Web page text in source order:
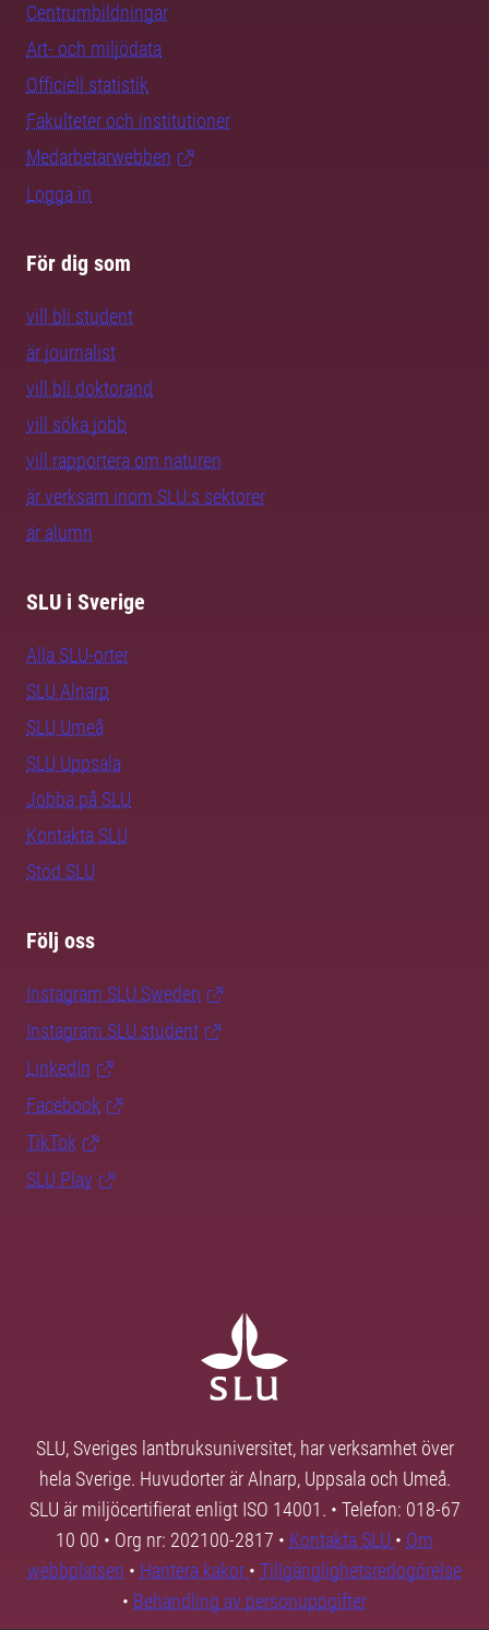
Centrumbildningar
Art- och miljödata
Officiell statistik
Fakulteter och institutioner
Medarbetarwebben
Logga in
För dig som
vill bli student
är journalist
vill bli doktorand
vill söka jobb
vill rapportera om naturen
är verksam inom SLU:s sektorer
är alumn
SLU i Sverige
Alla SLU-orter
SLU Alnarp
SLU Umeå
SLU Uppsala
Jobba på SLU
Kontakta SLU
Stöd SLU
Följ oss
Instagram SLU.Sweden
Instagram SLU.student
LinkedIn
Facebook
TikTok
SLU Play
SLU, Sveriges lantbruksuniversitet, har verksamhet över
hela Sverige. Huvudorter är Alnarp, Uppsala och Umeå.
SLU är miljöcertifierat enligt ISO 14001. • Telefon: 018-67
10 00 • Org nr: 202100-2817 • Kontakta SLU • Om
webbplatsen • Hantera kakor • Tillgänglighetsredogörelse
• Behandling av personuppgifter